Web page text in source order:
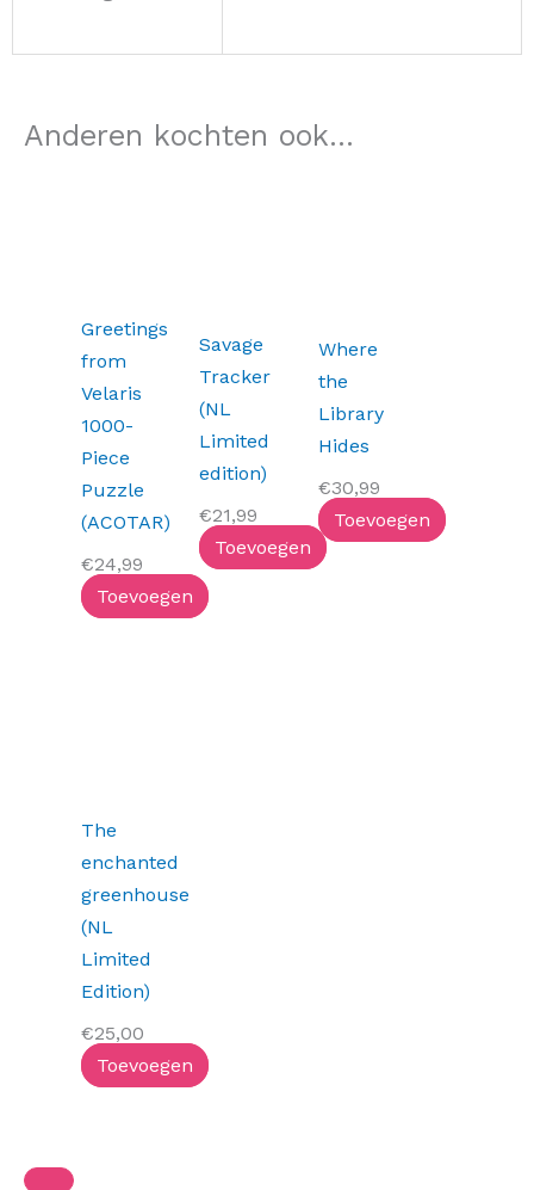
Anderen kochten ook...
Greetings
from
Velaris
1000-
Piece
Puzzle
(ACOTAR)
€24,99
Toevoegen
Savage
Tracker
(NL
Limited
edition)
€21,99
Toevoegen
Where
the
Library
Hides
€30,99
Toevoegen
The
enchanted
greenhouse
(NL
Limited
Edition)
€25,00
Toevoegen